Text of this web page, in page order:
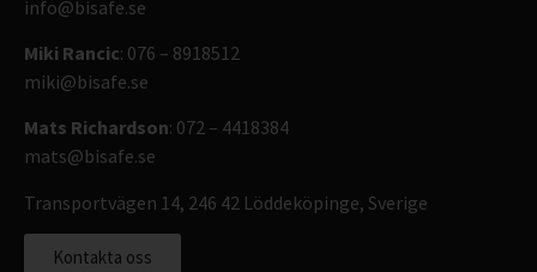
info@bisafe.se
Miki Rancic: 076 – 8918512
miki@bisafe.se
Mats Richardson: 072 – 4418384
mats@bisafe.se
Transportvägen 14, 246 42 Löddeköpinge, Sverige
Kontakta oss